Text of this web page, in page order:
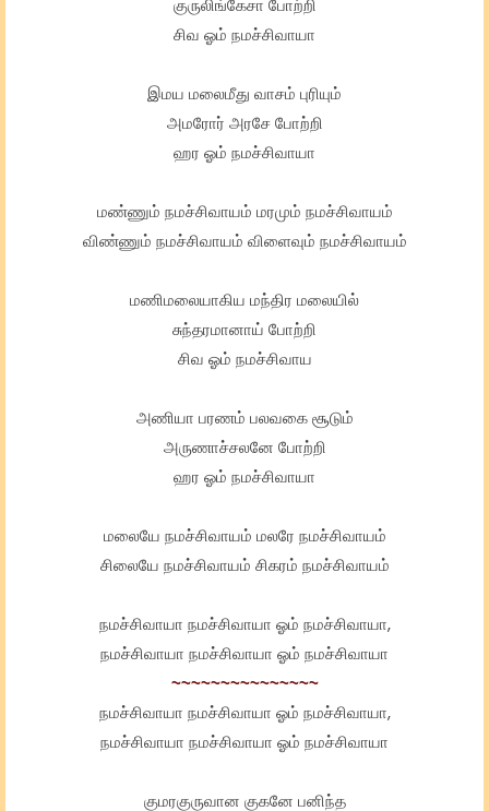
குருலிங்கேசா போற்றி
சிவ ஓம் நமச்சிவாயா
இமய மலைமீது வாசம் புரியும்
அமரோர் அரசே போற்றி
ஹர ஓம் நமச்சிவாயா
மண்ணும் நமச்சிவாயம் மரமும் நமச்சிவாயம்
விண்ணும் நமச்சிவாயம் விளைவும் நமச்சிவாயம்
மணிமலையாகிய மந்திர மலையில்
சுந்தரமானாய் போற்றி
சிவ ஓம் நமச்சிவாய
அணியா பரணம் பலவகை சூடும்
அருணாச்சலனே போற்றி
ஹர ஓம் நமச்சிவாயா
மலையே நமச்சிவாயம் மலரே நமச்சிவாயம்
சிலையே நமச்சிவாயம் சிகரம் நமச்சிவாயம்
நமச்சிவாயா நமச்சிவாயா ஓம் நமச்சிவாயா,
நமச்சிவாயா நமச்சிவாயா ஓம் நமச்சிவாயா
~~~~~~~~~~~~~~~
நமச்சிவாயா நமச்சிவாயா ஓம் நமச்சிவாயா,
நமச்சிவாயா நமச்சிவாயா ஓம் நமச்சிவாயா
குமரகுருவான குகனே பனிந்த